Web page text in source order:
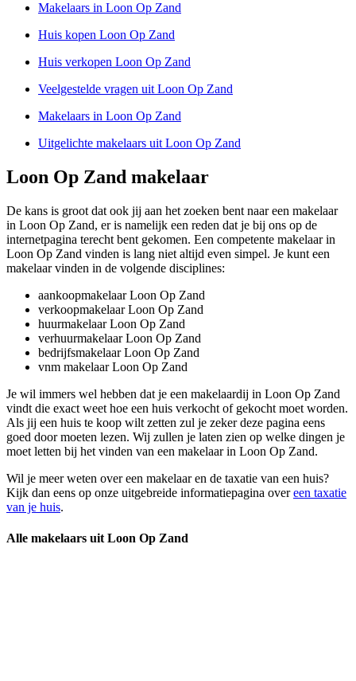
Makelaars in Loon Op Zand
Huis kopen Loon Op Zand
Huis verkopen Loon Op Zand
Veelgestelde vragen uit Loon Op Zand
Makelaars in Loon Op Zand
Uitgelichte makelaars uit Loon Op Zand
Loon Op Zand makelaar
De kans is groot dat ook jij aan het zoeken bent naar een makelaar
in Loon Op Zand, er is namelijk een reden dat je bij ons op de
internetpagina terecht bent gekomen. Een competente makelaar in
Loon Op Zand vinden is lang niet altijd even simpel. Je kunt een
makelaar vinden in de volgende disciplines:
aankoopmakelaar Loon Op Zand
verkoopmakelaar Loon Op Zand
huurmakelaar Loon Op Zand
verhuurmakelaar Loon Op Zand
bedrijfsmakelaar Loon Op Zand
vnm makelaar Loon Op Zand
Je wil immers wel hebben dat je een makelaardij in Loon Op Zand
vindt die exact weet hoe een huis verkocht of gekocht moet worden.
Als jij een huis te koop wilt zetten zul je zeker deze pagina eens
goed door moeten lezen. Wij zullen je laten zien op welke dingen je
moet letten bij het vinden van een makelaar in Loon Op Zand.
Wil je meer weten over een makelaar en de taxatie van een huis?
Kijk dan eens op onze uitgebreide informatiepagina overeen taxatie
van je huis.
Alle makelaars uit Loon Op Zand